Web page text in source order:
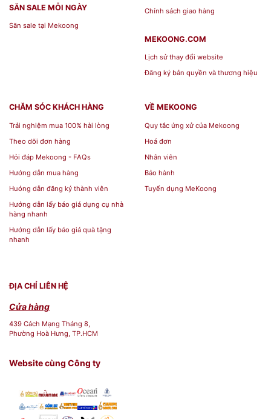
SĂN SALE MỖI NGÀY
Săn sale tại Mekoong
Chính sách giao hàng
MEKOONG.COM
Lịch sử thay đổi website
Đăng ký bản quyền và thương hiệu
CHĂM SÓC KHÁCH HÀNG
Trải nghiệm mua 100% hài lòng
Theo dõi đơn hàng
Hỏi đáp Mekoong - FAQs
Hướng dẫn mua hàng
Huóng dẫn đăng ký thành viên
Hướng dẫn lấy báo giá dụng cụ nhà
hàng nhanh
Hướng dẫn lấy báo giá quà tặng
nhanh
VỀ MEKOONG
Quy tắc ứng xử của Mekoong
Hoá đơn
Nhân viên
Bảo hành
Tuyển dụng MeKoong
ĐỊA CHỈ LIÊN HỆ
Cửa hàng
439 Cách Mạng Tháng 8,
Phường Hoà Hưng, TP.HCM
Website cùng Công ty